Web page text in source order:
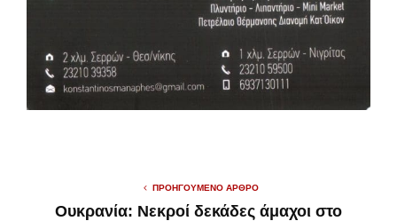
ΠΡΟΗΓΟΎΜΕΝΟ ΆΡΘΡΟ
Ουκρανία: Νεκροί δεκάδες άμαχοι στο